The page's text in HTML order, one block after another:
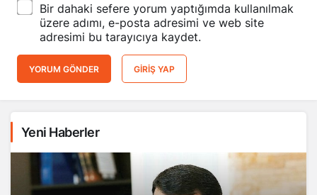
Bir dahaki sefere yorum yaptığımda kullanılmak
üzere adımı, e-posta adresimi ve web site
adresimi bu tarayıcıya kaydet.
YORUM GÖNDER GIRIŞ YAP
Yeni Haberler